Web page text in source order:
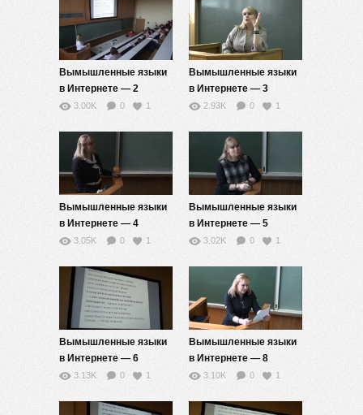
Вымышленные языки
в Интернете — 2
3.00K 0 1
Вымышленные языки
в Интернете — 3
2.93K 0 1
Вымышленные языки
в Интернете — 4
3.05K 0 1
Вымышленные языки
в Интернете — 5
3.02K 0 1
Вымышленные языки
в Интернете — 6
3.13K 0 1
Вымышленные языки
в Интернете — 8
3.10K 0 1